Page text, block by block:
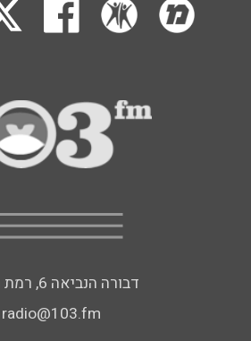
דבורה הנביאה 6, רמת השרון
radio@103.fm